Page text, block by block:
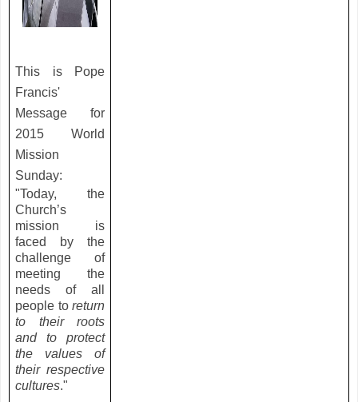
This is Pope
Francis'
Message for
2015 World
Mission
Sunday:
"Today, the
Church’s
mission is
faced by the
challenge of
meeting the
needs of all
people to return
to their roots
and to protect
the values of
their respective
cultures."